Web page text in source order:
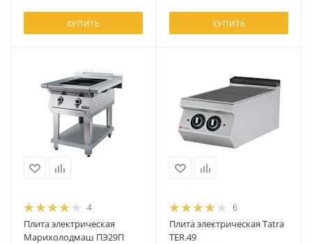
КУПИТЬ КУПИТЬ
4
Плита электрическая
Марихолодмаш ПЭ29П
6
Плита электрическая Tatra
TER.49